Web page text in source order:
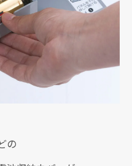
の
折込チラシです。
折込チラシです。